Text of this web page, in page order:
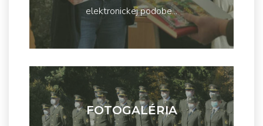
elektronickej podobe...
FOTOGALÉRIA